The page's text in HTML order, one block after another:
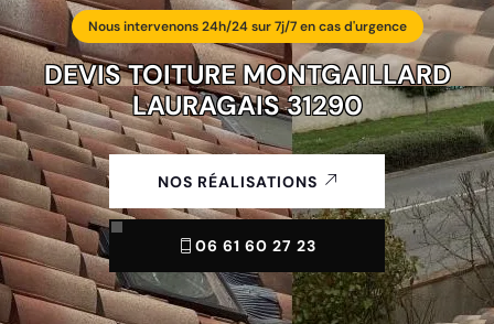
Nous intervenons 24h/24 sur 7j/7 en cas d'urgence
DEVIS TOITURE MONTGAILLARD
LAURAGAIS 31290
NOS RÉALISATIONS
06 61 60 27 23